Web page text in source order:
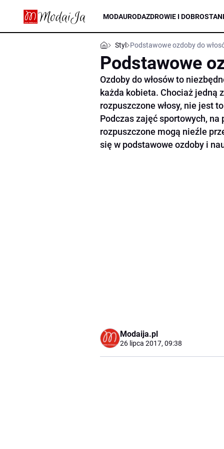
MODAURODAZDROWIE I DOBROSTAN
Styl Podstawowe ozdoby do
Podstawowe
Ozdoby do włosów to
każda kobieta. Chociaż jedną
rozpuszczone włosy, nie jest
Podczas zajęć sportowych, na
rozpuszczone mogą nieźle
się w podstawowe ozdoby i
Modaija.pl
26 lipca 2017, 09:38